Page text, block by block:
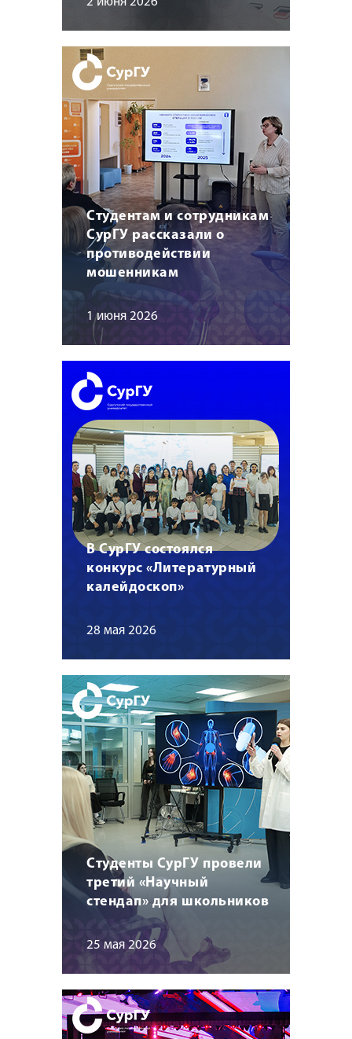
Студентам и сотрудникам
СурГУ рассказали о
противодействии
мошенникам
1 июня 2026
В СурГУ состоялся
конкурс «Литературный
калейдоскоп»
28 мая 2026
Студенты СурГУ провели
третий «Научный
стендап» для школьников
25 мая 2026